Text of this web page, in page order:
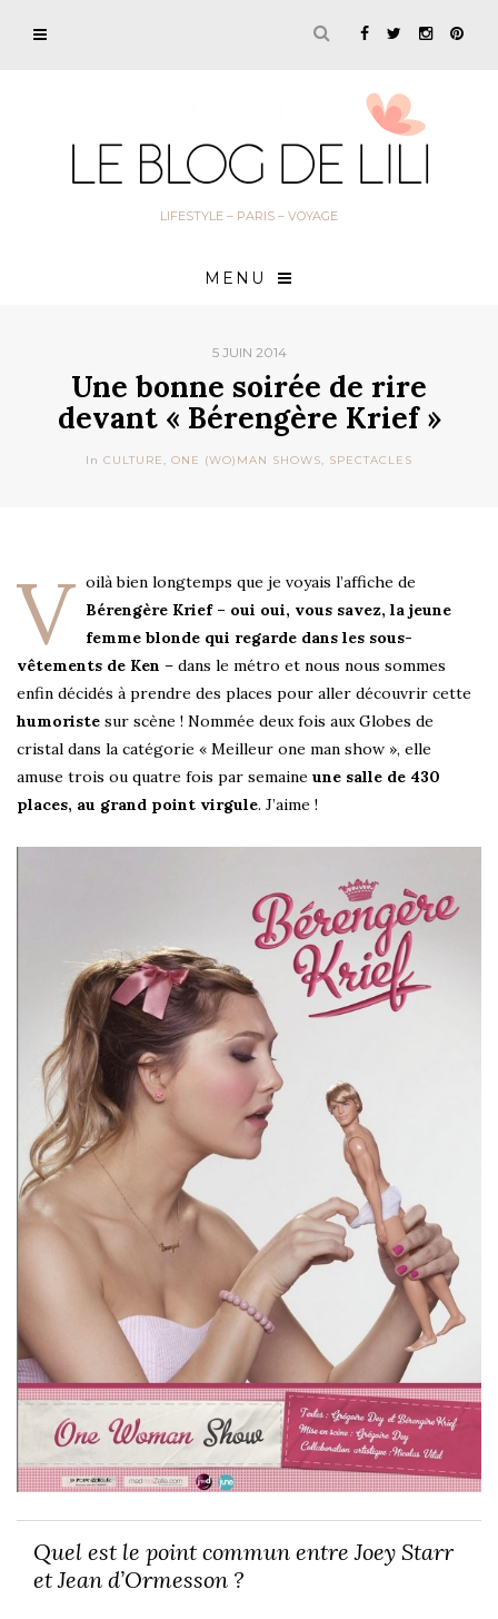
LIFESTYLE – PARIS – VOYAGE
MENU
5 JUIN 2014
Une bonne soirée de rire
devant « Bérengère Krief »
In CULTURE, ONE (WO)MAN SHOWS, SPECTACLES
V oilà bien longtemps que je voyais l’affiche de
Bérengère Krief – oui oui, vous savez, la jeune
femme blonde qui regarde dans les sous-
vêtements de Ken – dans le métro et nous nous sommes
enfin décidés à prendre des places pour aller découvrir cette
humoriste sur scène ! Nommée deux fois aux Globes de
cristal dans la catégorie « Meilleur one man show », elle
amuse trois ou quatre fois par semaine une salle de 430
places, au grand point virgule. J’aime !
Quel est le point commun entre Joey Starr
et Jean d’Ormesson ?